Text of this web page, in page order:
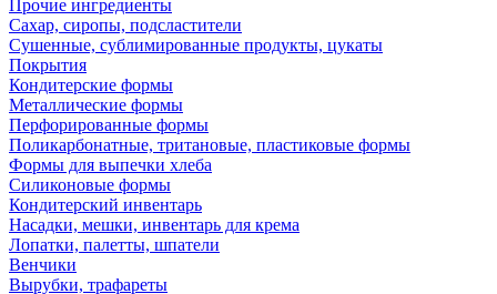
Прочие ингредиенты
Сахар, сиропы, подсластители
Сушенные, сублимированные продукты, цукаты
Покрытия
Кондитерские формы
Металлические формы
Перфорированные формы
Поликарбонатные, тритановые, пластиковые формы
Формы для выпечки хлеба
Силиконовые формы
Кондитерский инвентарь
Насадки, мешки, инвентарь для крема
Лопатки, палетты, шпатели
Венчики
Вырубки, трафареты